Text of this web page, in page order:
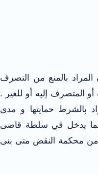
بالمنع من التصرف
المتصرف إليه أو للغير .
بالشرط حمايتها و مدى
مما يدخل في سلطة قاضى
من محكمة النقض متى بنى